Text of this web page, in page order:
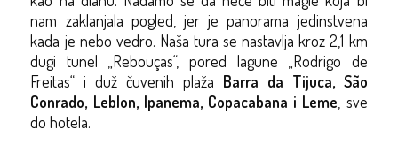
nam zaklanjala pogled, jer je panorama jedinstvena
kada je nebo vedro. Naša tura se nastavlja kroz 2,1 km
dugi tunel „Rebouças“, pored lagune „Rodrigo de
Freitas“ i duž čuvenih plaža Barra da Tijuca, São
Conrado, Leblon, Ipanema, Copacabana i Leme , sve
do hotela.